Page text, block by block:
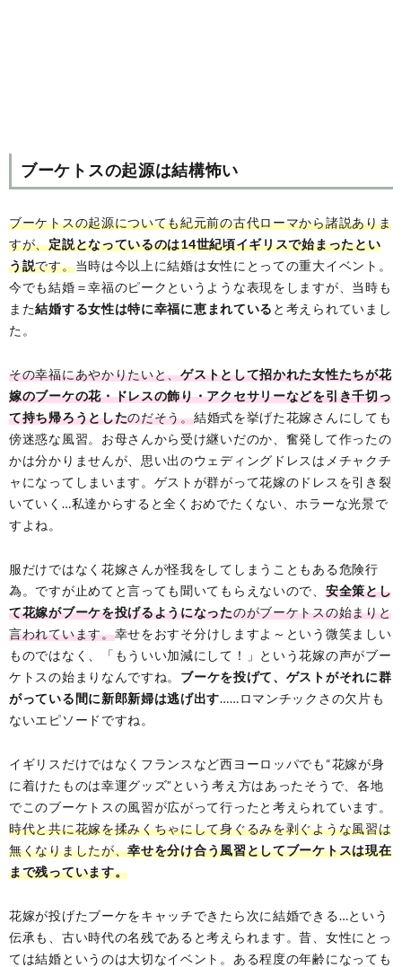
ブーケトスの起源は結構怖い
ブーケトスの起源についても紀元前の古代ローマから諸説ありま
すが、定説となっているのは14世紀頃イギリスで始まったとい
う説です。当時は今以上に結婚は女性にとっての重大イベント。
今でも結婚＝幸福のピークというような表現をしますが、当時も
また結婚する女性は特に幸福に恵まれている と考えられていまし
た。
その幸福にあやかりたいと、ゲストとして招かれた女性たちが花
嫁のブーケの花・ドレスの飾り・アクセサリーなどを引き千切っ
て持ち帰ろうとしたのだそう。結婚式を挙げた花嫁さんにしても
傍迷惑な風習。お母さんから受け継いだのか、奮発して作ったの
かは分かりませんが、思い出のウェディングドレスはメチャクチ
ャになってしまいます。ゲストが群がって花嫁のドレスを引き裂
いていく…私達からすると全くおめでたくない、ホラーな光景で
すよね。
服だけではなく花嫁さんが怪我をしてしまうこともある危険行
為。ですが止めてと言っても聞いてもらえないので、 安全策とし
て花嫁がブーケを投げるようになったのがブーケトスの始まりと
言われています。幸せをおすそ分けしますよ～という微笑ましい
ものではなく、「もういい加減にして！」という花嫁の声がブー
ケトスの始まりなんですね。 ブーケを投げて、ゲストがそれに群
がっている間に新郎新婦は逃げ出す……ロマンチックさの欠片も
ないエピソードですね。
イギリスだけではなくフランスなど西ヨーロッパでも“花嫁が身
に着けたものは幸運グッズ”という考え方はあったそうで、各地
でこのブーケトスの風習が広がって行ったと考えられています。
時代と共に花嫁を揉みくちゃにして身ぐるみを剥ぐような風習は
無くなりましたが、幸せを分け合う風習としてブーケトスは現在
まで残っています。
花嫁が投げたブーケをキャッチできたら次に結婚できる…という
伝承も、古い時代の名残であると考えられます。昔、女性にとっ
ては結婚というのは大切なイベント。ある程度の年齢になっても